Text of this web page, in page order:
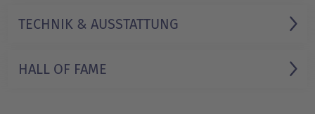
TECHNIK & AUSSTATTUNG
HALL OF FAME